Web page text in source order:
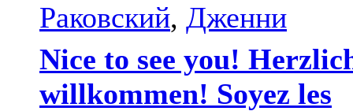
Раковский, Дженни
Nice to see you!
willkommen! Soyez les